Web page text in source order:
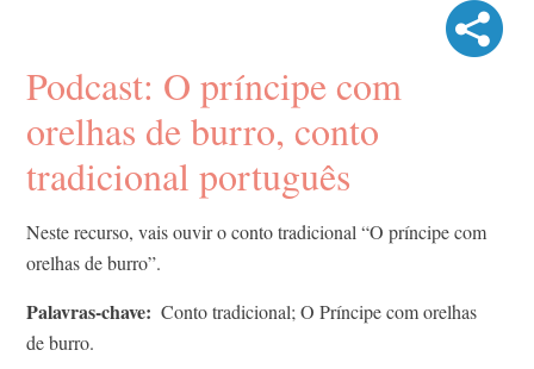
Podcast: O príncipe com
orelhas de burro, conto
tradicional português
Neste recurso, vais ouvir o conto tradicional “O príncipe com
orelhas de burro”.
Palavras-chave
Conto tradicional; O Príncipe com orelhas
de burro.